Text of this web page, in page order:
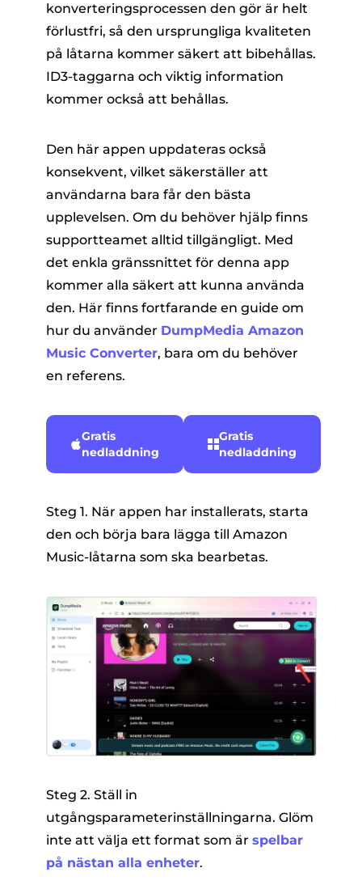
konverteringsprocessen den gör är helt
förlustfri, så den ursprungliga kvaliteten
på låtarna kommer säkert att bibehållas.
ID3-taggarna och viktig information
kommer också att behållas.
Den här appen uppdateras också
konsekvent, vilket säkerställer att
användarna bara får den bästa
upplevelsen. Om du behöver hjälp finns
supportteamet alltid tillgängligt. Med
det enkla gränssnittet för denna app
kommer alla säkert att kunna använda
den. Här finns fortfarande en guide om
hur du använder DumpMedia Amazon
Music Converter, bara om du behöver
en referens.
Gratis
nedladdning
Gratis
nedladdning
Steg 1. När appen har installerats, starta
den och börja bara lägga till Amazon
Music-låtarna som ska bearbetas.
Steg 2. Ställ in
utgångsparameterinställningarna. Glöm
inte att välja ett format som är spelbar
på nästan alla enheter.